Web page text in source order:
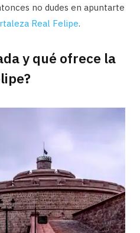
no dudes en apuntarte
Real Felipe.
y qué ofrece la